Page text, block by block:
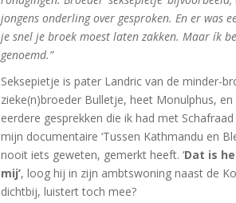
jongens onderling over gesproken. En er was
je snel je broek moest laten zakken. Maar ík
genoemd.”
Seksepietje is pater Landric van de minder-
zieke(n)broeder Bulletje, heet Monulphus,
eerdere gesprekken die ik had met
mijn documentaire ‘Tussen Kathmandu en
nooit iets geweten, gemerkt heeft. ‘Dat is
mij’, loog hij in zijn ambtswoning naast de
dichtbij, luistert toch mee?